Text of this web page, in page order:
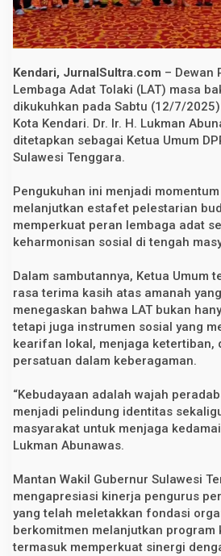
i
n
D
P
L
e
m
b
a
g
a
t
T
o
l
a
2
0
2
5
–
0
3
Kendari, JurnalSultra.com – Dewan
Lembaga Adat Tolaki (LAT) masa
dikukuhkan pada Sabtu (12/7/
Kota Kendari. Dr. Ir. H. Lukman
ditetapkan sebagai Ketua Umum
Sulawesi Tenggara.
Pengukuhan ini menjadi
melanjutkan estafet pelestarian
memperkuat peran lembaga adat
keharmonisan sosial di tengah
Dalam sambutannya, Ketua Umum
rasa terima kasih atas amanah
menegaskan bahwa LAT bukan
tetapi juga instrumen sosial yang
kearifan lokal, menjaga ketertiban,
persatuan dalam keberagaman.
“Kebudayaan adalah wajah
menjadi pelindung identitas
masyarakat untuk menjaga
Lukman Abunawas.
Mantan Wakil Gubernur Sulawesi
mengapresiasi kinerja pengurus
yang telah meletakkan fondasi
berkomitmen melanjutkan program
termasuk memperkuat sinergi